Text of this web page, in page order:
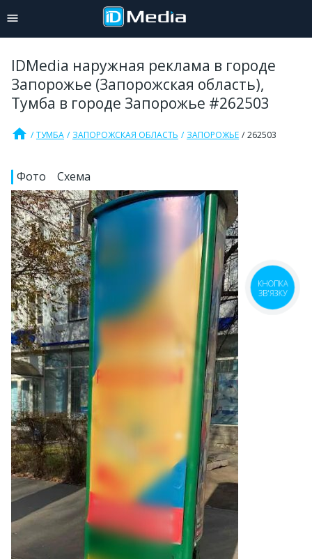
IDMedia наружная реклама в городе
Запорожье (Запорожская область),
Тумба в городе Запорожье #262503
home ТУМБА ЗАПОРОЖСКАЯ ОБЛАСТЬ ЗАПОРОЖЬЕ 262503
Фото Схема
КНОПКА
ЗВ'ЯЗКУ